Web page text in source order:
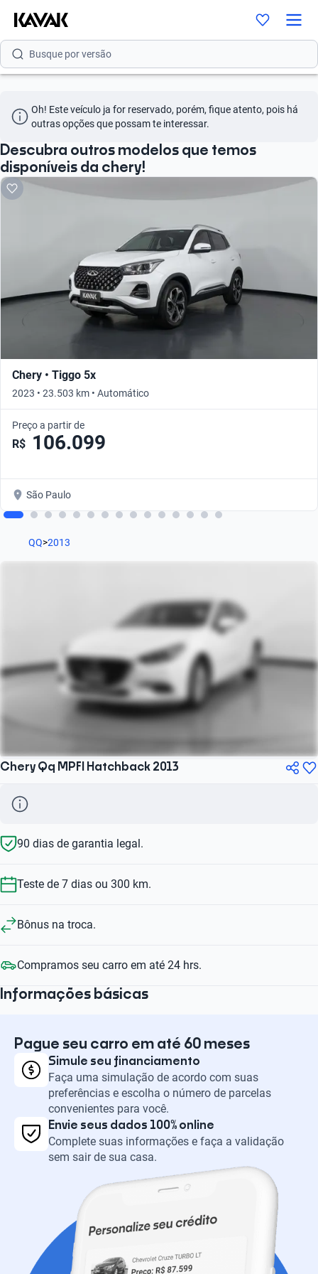
Busque por modelo
Busque por versão
Busque por marca
Busque por modelo
Busque por versão
Oh! Este veículo ja for reservado, porém, fique atento, pois há
outras opções que possam te interessar.
Descubra outros modelos que temos
disponíveis da chery!
Chery • Tiggo 5x
2023 • 23.503 km • Automático
Preço a partir de
R$ 106.099
São Paulo
QQ>2013
Chery Qq MPFI Hatchback 2013
90 dias de garantia legal.
Teste de 7 dias ou 300 km.
Bônus na troca.
Compramos seu carro em até 24 hrs.
Informações básicas
Pague seu carro em até 60 meses
Simule seu financiamento
Faça uma simulação de acordo com suas
preferências e escolha o número de parcelas
convenientes para você.
Envie seus dados 100% online
Complete suas informações e faça a validação
sem sair de sua casa.